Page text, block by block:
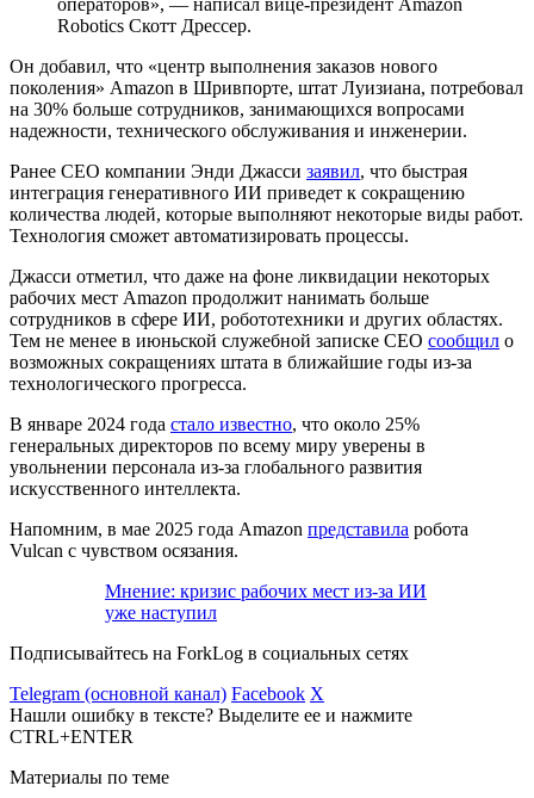
Robotics Скотт Дрессер.
Он добавил, что «центр выполнения заказов нового
поколения» Amazon в Шривпорте, штат Луизиана, потребовал
на 30% больше сотрудников, занимающихся вопросами
надежности, технического обслуживания и инженерии.
Ранее CEO компании Энди Джасси заявил, что быстрая
интеграция генеративного ИИ приведет к сокращению
количества людей, которые выполняют некоторые виды работ.
Технология сможет автоматизировать процессы.
Джасси отметил, что даже на фоне ликвидации некоторых
рабочих мест Amazon продолжит нанимать больше
сотрудников в сфере ИИ, робототехники и других областях.
Тем не менее в июньской служебной записке CEO сообщил о
возможных сокращениях штата в ближайшие годы из-за
технологического прогресса.
В январе 2024 года стало известно, что около 25%
генеральных директоров по всему миру уверены в
увольнении персонала из-за глобального развития
искусственного интеллекта.
Напомним, в мае 2025 года Amazon представила робота
Vulcan с чувством осязания.
Мнение: кризис рабочих мест из-за ИИ
уже наступил
Подписывайтесь на ForkLog в социальных сетях
Telegram (основной канал) Facebook X
Нашли ошибку в тексте? Выделите ее и нажмите
CTRL+ENTER
Материалы по теме